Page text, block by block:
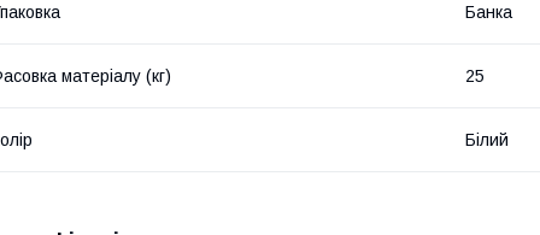
Банка
матеріалу (кг) 25
Білий